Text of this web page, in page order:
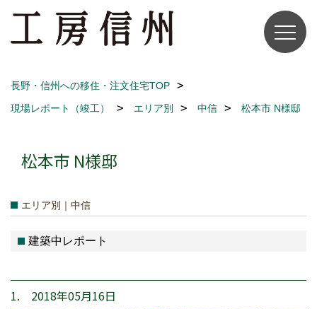
長野・信州への移住・注文住宅TOP
現場レポート（竣工）
エリア別 中信 松本市 N様邸
松本市 N様邸
エリア別｜中信
建築中レポート
1. 2018年05月16日